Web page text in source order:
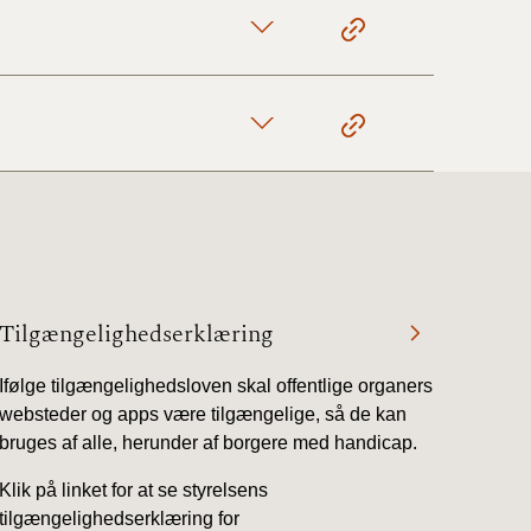
Tilgængelighedserklæring
Ifølge tilgængelighedsloven skal offentlige organers
websteder og apps være tilgængelige, så de kan
bruges af alle, herunder af borgere med handicap.
Klik på linket for at se styrelsens
tilgængelighedserklæring for